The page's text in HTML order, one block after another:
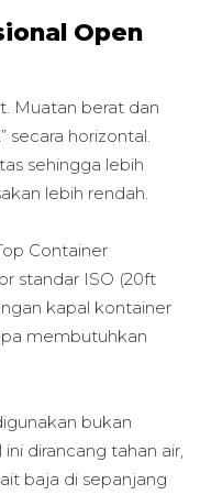
Open
Muatan berat dan
secara horizontal.
sehingga lebih
lebih rendah.
Container
standar ISO (20ft
kapal kontainer
membutuhkan
bukan
dirancang tahan air,
baja di sepanjang